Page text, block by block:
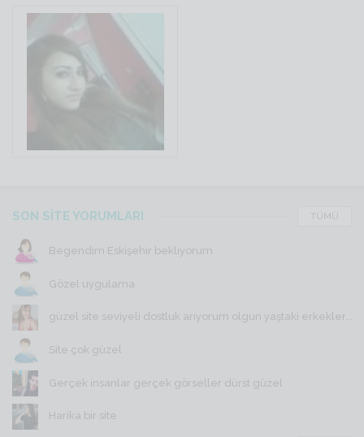
SON SİTE YORUMLARI TÜMÜ
Begendim Eskişehir bekliyorum
Gözel uygulama
güzel site seviyeli dostluk arıyorum olgun yaştaki erkekler...
Site çok güzel
Gerçek insanlar gerçek görseller dürst güzel
Harika bir site